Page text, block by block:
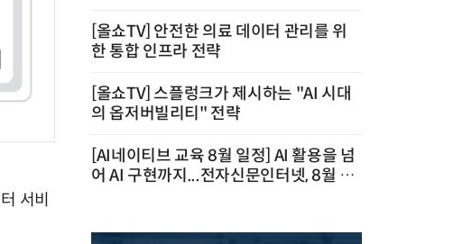
서비
[올쇼TV] 안전한 의료 데이터 관리를 위
한 통합 인프라 전략
[올쇼TV] 스플렁크가 제시하는 "AI 시대
의 옵저버빌리티" 전략
[AI네이티브 교육 8월 일정] AI 활용을 넘
어 AI 구현까지...전자신문인터넷, 8월 실